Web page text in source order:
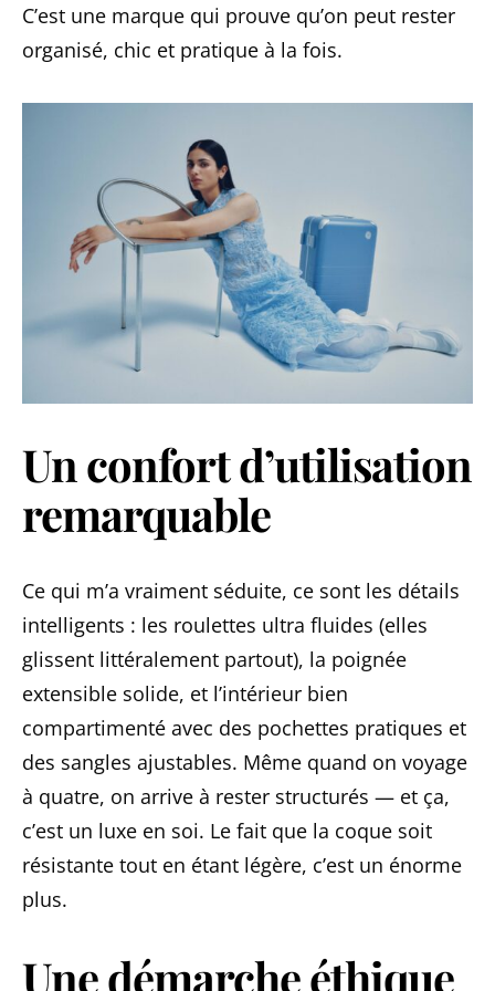
C’est une marque qui prouve qu’on peut rester
organisé, chic et pratique à la fois.
Un confort d’utilisation
remarquable
Ce qui m’a vraiment séduite, ce sont les détails
intelligents : les roulettes ultra fluides (elles
glissent littéralement partout), la poignée
extensible solide, et l’intérieur bien
compartimenté avec des pochettes pratiques et
des sangles ajustables. Même quand on voyage
à quatre, on arrive à rester structurés — et ça,
c’est un luxe en soi. Le fait que la coque soit
résistante tout en étant légère, c’est un énorme
plus.
Une démarche éthique